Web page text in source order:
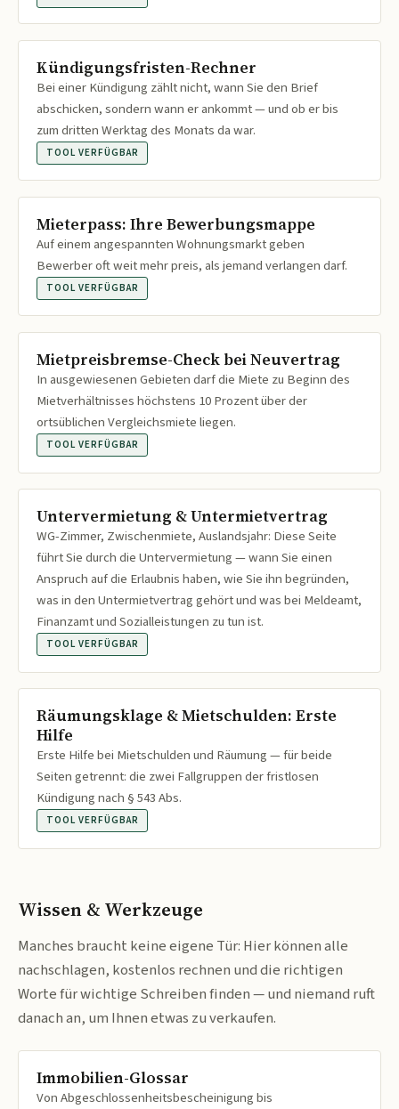
Kündigungsfristen-Rechner
Bei einer Kündigung zählt nicht, wann Sie den Brief
abschicken, sondern wann er ankommt — und ob er bis
zum dritten Werktag des Monats da war.
TOOL VERFÜGBAR
Mieterpass: Ihre Bewerbungsmappe
Auf einem angespannten Wohnungsmarkt geben
Bewerber oft weit mehr preis, als jemand verlangen darf.
TOOL VERFÜGBAR
Mietpreisbremse-Check bei Neuvertrag
In ausgewiesenen Gebieten darf die Miete zu Beginn des
Mietverhältnisses höchstens 10 Prozent über der
ortsüblichen Vergleichsmiete liegen.
TOOL VERFÜGBAR
Untervermietung & Untermietvertrag
WG-Zimmer, Zwischenmiete, Auslandsjahr: Diese Seite
führt Sie durch die Untervermietung — wann Sie einen
Anspruch auf die Erlaubnis haben, wie Sie ihn begründen,
was in den Untermietvertrag gehört und was bei Meldeamt,
Finanzamt und Sozialleistungen zu tun ist.
TOOL VERFÜGBAR
Räumungsklage & Mietschulden: Erste
Hilfe
Erste Hilfe bei Mietschulden und Räumung — für beide
Seiten getrennt: die zwei Fallgruppen der fristlosen
Kündigung nach § 543 Abs.
TOOL VERFÜGBAR
Wissen & Werkzeuge
Manches braucht keine eigene Tür: Hier können alle
nachschlagen, kostenlos rechnen und die richtigen
Worte für wichtige Schreiben finden — und niemand ruft
danach an, um Ihnen etwas zu verkaufen.
Immobilien-Glossar
Von Abgeschlossenheitsbescheinigung bis